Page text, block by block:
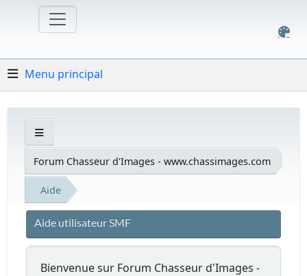
Menu principal
Forum Chasseur d'Images - www.chassimages.com
Aide
Aide utilisateur SMF
Bienvenue sur Forum Chasseur d'Images -